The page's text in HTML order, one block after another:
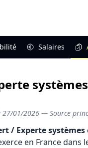
Salaires
27/01/2026 — Source
/ Experte
en France